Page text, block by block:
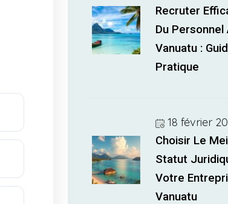
Recruter
Du Personnel
Vanuatu :
Pratique
18 février
Choisir Le
Statut
Votre
Vanuatu